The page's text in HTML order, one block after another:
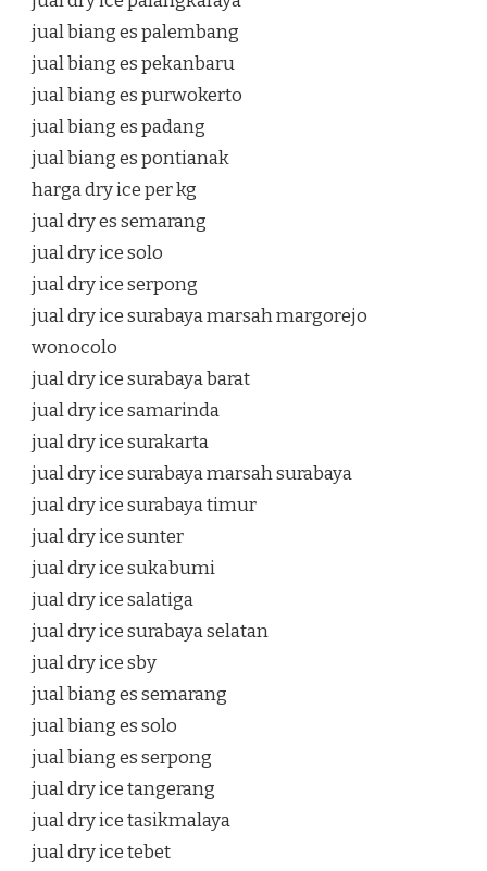
jual biang es palembang
jual biang es pekanbaru
jual biang es purwokerto
jual biang es padang
jual biang es pontianak
harga dry ice per kg
jual dry es semarang
jual dry ice solo
jual dry ice serpong
jual dry ice surabaya marsah margorejo
wonocolo
jual dry ice surabaya barat
jual dry ice samarinda
jual dry ice surakarta
jual dry ice surabaya marsah surabaya
jual dry ice surabaya timur
jual dry ice sunter
jual dry ice sukabumi
jual dry ice salatiga
jual dry ice surabaya selatan
jual dry ice sby
jual biang es semarang
jual biang es solo
jual biang es serpong
jual dry ice tangerang
jual dry ice tasikmalaya
jual dry ice tebet